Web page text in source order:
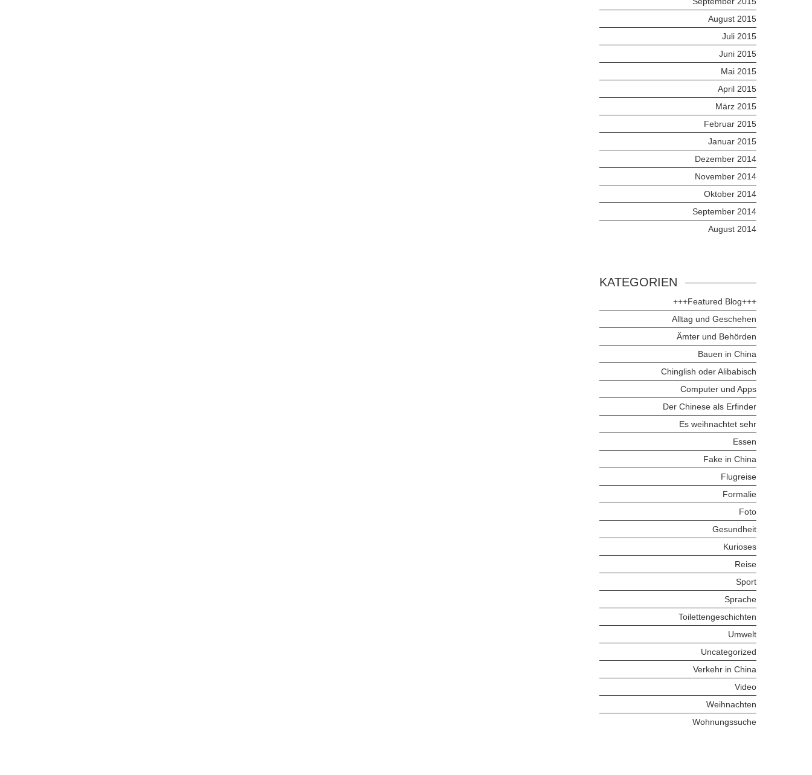
August 2015
Juli 2015
Juni 2015
Mai 2015
April 2015
März 2015
Februar 2015
Januar 2015
Dezember 2014
November 2014
Oktober 2014
September 2014
August 2014
KATEGORIEN
+++Featured Blog+++
Alltag und Geschehen
Ämter und Behörden
Bauen in China
Chinglish oder Alibabisch
Computer und Apps
Der Chinese als Erfinder
Es weihnachtet sehr
Essen
Fake in China
Flugreise
Formalie
Foto
Gesundheit
Kurioses
Reise
Sport
Sprache
Toilettengeschichten
Umwelt
Uncategorized
Verkehr in China
Video
Weihnachten
Wohnungssuche